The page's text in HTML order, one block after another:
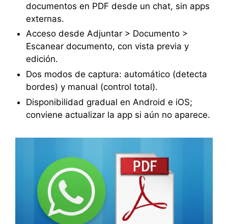
documentos en PDF desde un chat, sin apps
externas.
Acceso desde Adjuntar > Documento >
Escanear documento, con vista previa y
edición.
Dos modos de captura: automático (detecta
bordes) y manual (control total).
Disponibilidad gradual en Android e iOS;
conviene actualizar la app si aún no aparece.